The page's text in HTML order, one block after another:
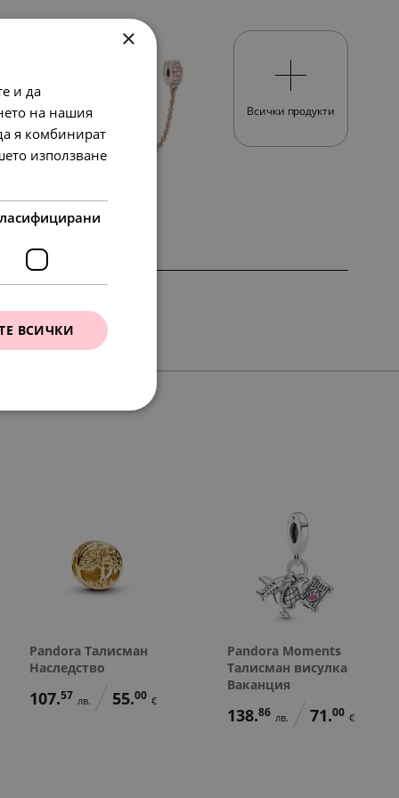
Всички продукти
122.
29. лв. 78.23 лв.
99.00 € 88.01 лв.
Pandora Талисман
Наследство
107.57 лв. 55.00 €
Pandora Moments
Талисман висулка
Ваканция
138.86 лв. 71.00 €
×
и да
на нашия
я комбинират
използване
ВСИЧКИ